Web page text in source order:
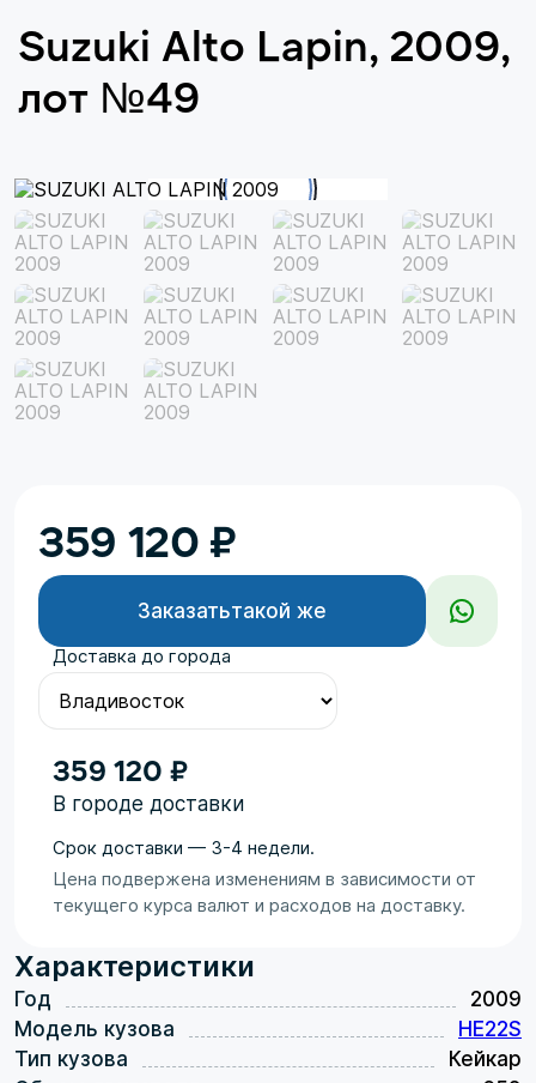
Suzuki Alto Lapin, 2009,
лот №49
Характеристики
Год
2009
Модель кузова
HE22S
Тип кузова
Кейкар
359 120 ₽
Заказатьтакой же
Доставка до города
359 120 ₽
В городе доставки
Срок доставки — 3-4 недели.
Цена подвержена изменениям в зависимости от
текущего курса валют и расходов на доставку.